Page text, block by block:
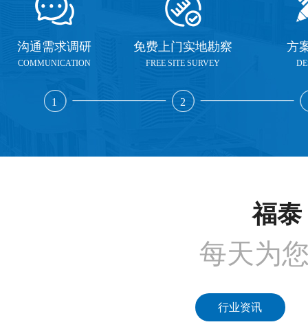
沟通需求调研
COMMUNICATION
1
免费上门实地勘察
FREE SITE SURVEY
2
方
福泰
每天为
行业资讯